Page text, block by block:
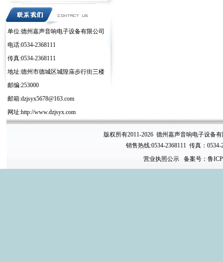
电子周边系列
单位:德州嘉声音响电子设备有限公司
电话:0534-2368111
传真:0534-2368111
地址:德州市德城区城隍庙步行街三楼
邮编:253000
邮箱:dzjsyx5678@163.com
网址:http://www.dzjsyx.com
版权所有2011-2026 德州嘉声音响电子设备
销售热线:0534-2368111 传真：
营业执照公示
备案号：鲁